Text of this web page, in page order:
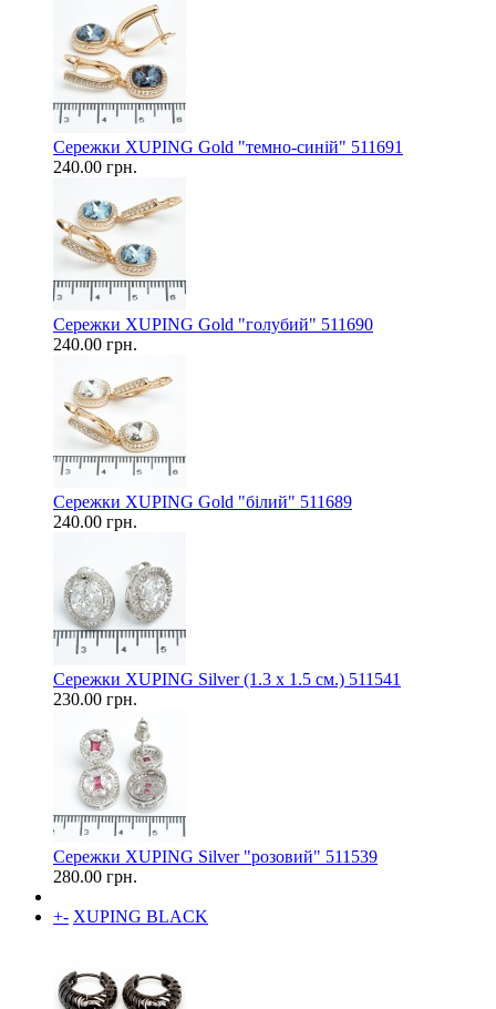
Сережки XUPING Gold "темно-синій" 511691
240.00 грн.
Сережки XUPING Gold "голубий" 511690
240.00 грн.
Сережки XUPING Gold "білий" 511689
240.00 грн.
Сережки XUPING Silver (1.3 х 1.5 см.) 511541
230.00 грн.
Сережки XUPING Silver "розовий" 511539
280.00 грн.
+- XUPING BLACK